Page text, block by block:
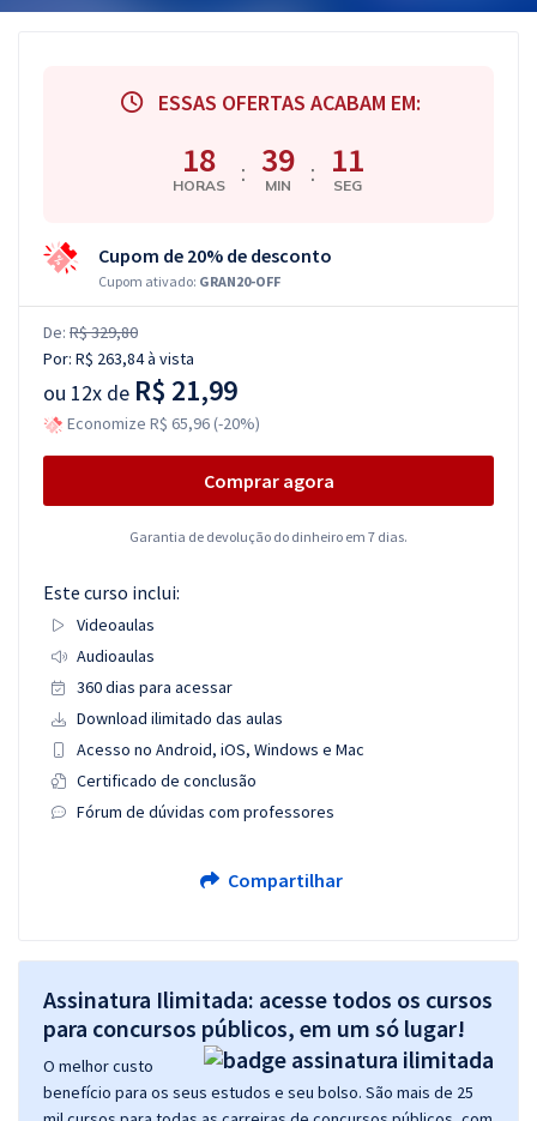
ESSAS OFERTAS ACABAM EM:
18
HORAS : 39
MIN : 11
SEG
Cupom de 20% de desconto
Cupom ativado: GRAN20-OFF
De: R$ 329,80
Por: R$ 263,84à vista
ou 12x de R$ 21,99
Economize R$ 65,96 (-20%)
Comprar agora
Garantia de devolução do dinheiro em 7 dias.
Este curso inclui:
Videoaulas
Audioaulas
360 dias para acessar
Download ilimitado das aulas
Acesso no Android, iOS, Windows e Mac
Certificado de conclusão
Fórum de dúvidas com professores
Compartilhar
Assinatura Ilimitada: acesse todos os cursos
para concursos públicos, em um só lugar!
O melhor custo
benefício para os seus estudos e seu bolso. São mais de 25